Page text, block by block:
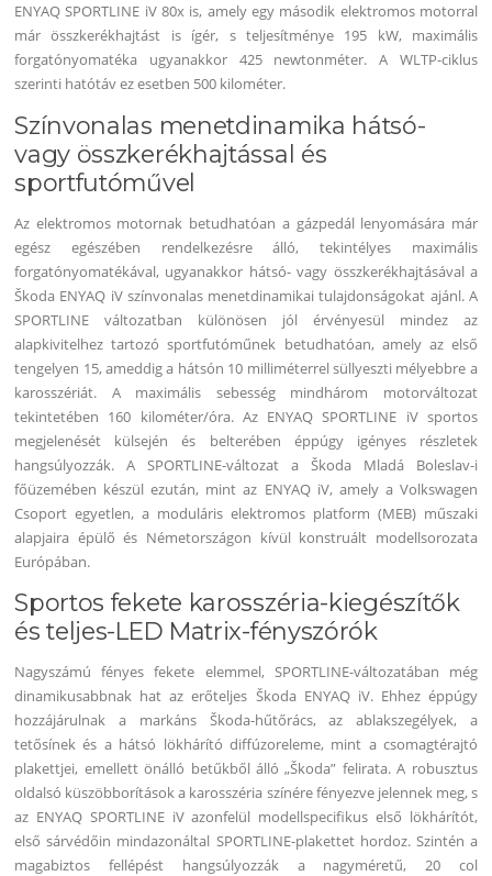
ENYAQ SPORTLINE iV 80x is, amely egy második elektromos motorral
már összkerékhajtást is ígér, s teljesítménye 195 kW, maximális
forgatónyomatéka ugyanakkor 425 newtonméter. A WLTP-ciklus
szerinti hatótáv ez esetben 500 kilométer.
Színvonalas menetdinamika hátsó-
vagy összkerékhajtással és
sportfutóművel
Az elektromos motornak betudhatóan a gázpedál lenyomására már
egész egészében rendelkezésre álló, tekintélyes maximális
forgatónyomatékával, ugyanakkor hátsó- vagy összkerékhajtásával a
Škoda ENYAQ iV színvonalas menetdinamikai tulajdonságokat ajánl. A
SPORTLINE változatban különösen jól érvényesül mindez az
alapkivitelhez tartozó sportfutóműnek betudhatóan, amely az első
tengelyen 15, ameddig a hátsón 10 milliméterrel süllyeszti mélyebbre a
karosszériát. A maximális sebesség mindhárom motorváltozat
tekintetében 160 kilométer/óra. Az ENYAQ SPORTLINE iV sportos
megjelenését külsején és belterében éppúgy igényes részletek
hangsúlyozzák. A SPORTLINE-változat a Škoda Mladá Boleslav-i
főüzemében készül ezután, mint az ENYAQ iV, amely a Volkswagen
Csoport egyetlen, a moduláris elektromos platform (MEB) műszaki
alapjaira épülő és Németországon kívül konstruált modellsorozata
Európában.
Sportos fekete karosszéria-kiegészítők
és teljes-LED Matrix-fényszórók
Nagyszámú fényes fekete elemmel, SPORTLINE-változatában még
dinamikusabbnak hat az erőteljes Škoda ENYAQ iV. Ehhez éppúgy
hozzájárulnak a markáns Škoda-hűtőrács, az ablakszegélyek, a
tetősínek és a hátsó lökhárító diffúzoreleme, mint a csomagtérajtó
plakettjei, emellett önálló betűkből álló „Škoda” felirata. A robusztus
oldalsó küszöbborítások a karosszéria színére fényezve jelennek meg, s
az ENYAQ SPORTLINE iV azonfelül modellspecifikus első lökhárítót,
első sárvédőin mindazonáltal SPORTLINE-plakettet hordoz. Szintén a
magabiztos fellépést hangsúlyozzák a nagyméretű, 20 col